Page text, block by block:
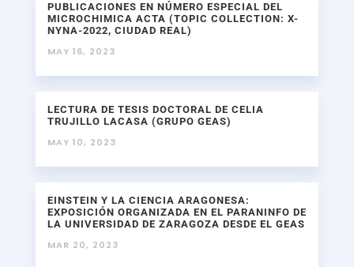
PUBLICACIONES EN NÚMERO ESPECIAL DEL
MICROCHIMICA ACTA (TOPIC COLLECTION: X-
NYNA-2022, CIUDAD REAL)
MAY 16, 2023
LECTURA DE TESIS DOCTORAL DE CELIA
TRUJILLO LACASA (GRUPO GEAS)
MAY 10, 2023
EINSTEIN Y LA CIENCIA ARAGONESA:
EXPOSICIÓN ORGANIZADA EN EL PARANINFO DE
LA UNIVERSIDAD DE ZARAGOZA DESDE EL GEAS
MAR 20, 2023